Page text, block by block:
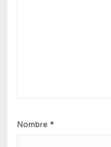
Nombre *